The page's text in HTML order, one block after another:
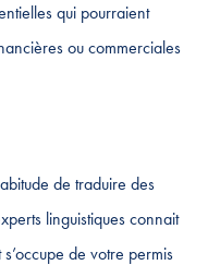
qui pourraient
ou commerciales
de traduire des
linguistiques connait
de votre permis